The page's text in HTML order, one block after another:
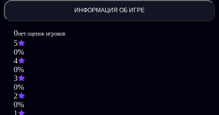
ИНФОРМАЦИЯ ОБ ИГРЕ
0нет оценок игроков
5
0%
4
0%
3
0%
2
0%
1